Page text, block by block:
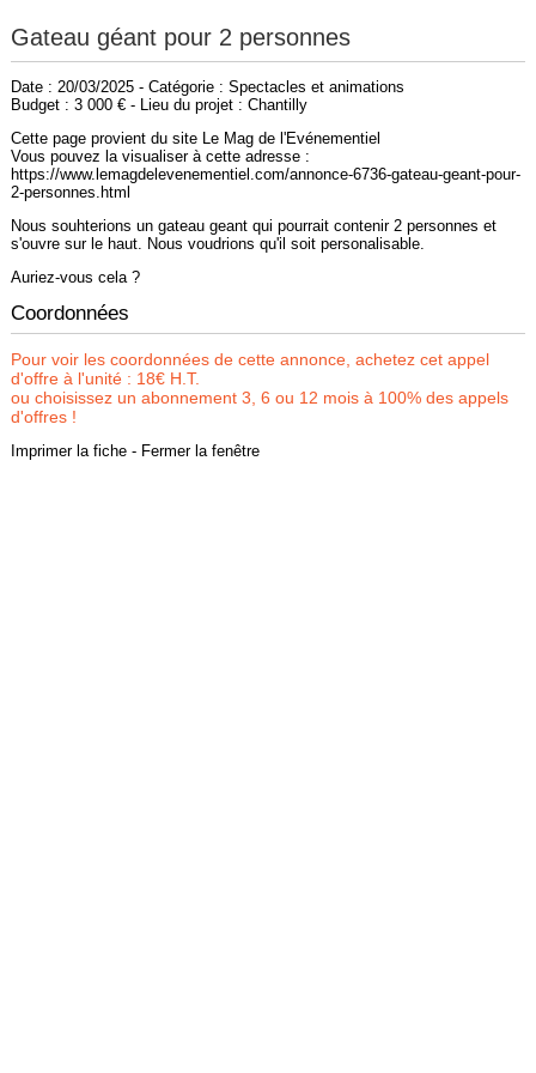
Gateau géant pour 2 personnes
Date : 20/03/2025 - Catégorie : Spectacles et animations
Budget : 3 000 € - Lieu du projet : Chantilly
Cette page provient du site Le Mag de l'Evénementiel
Vous pouvez la visualiser à cette adresse :
https://www.lemagdelevenementiel.com/annonce-6736-gateau-geant-pour-
2-personnes.html
Nous souhterions un gateau geant qui pourrait contenir 2 personnes et
s'ouvre sur le haut. Nous voudrions qu'il soit personalisable.
Auriez-vous cela ?
Coordonnées
Pour voir les coordonnées de cette annonce, achetez cet appel
d'offre à l'unité : 18€ H.T.
ou choisissez un abonnement 3, 6 ou 12 mois à 100% des appels
d'offres !
Imprimer la fiche- Fermer la fenêtre